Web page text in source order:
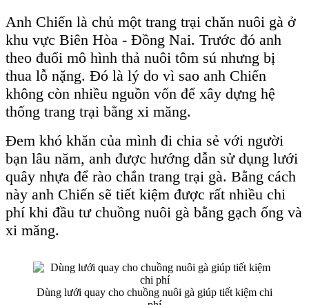
Anh Chiến là chủ một trang trại chăn nuôi gà ở
khu vực Biên Hòa - Đồng Nai. Trước đó anh
theo đuổi mô hình thả nuôi tôm sú nhưng bị
thua lỗ nặng. Đó là lý do vì sao anh Chiến
không còn nhiều nguồn vốn để xây dựng hệ
thống trang trại bằng xi măng.
Đem khó khăn của mình đi chia sẻ với người
bạn lâu năm, anh được hướng dẫn sử dụng lưới
quây nhựa để rào chắn trang trại gà. Bằng cách
này anh Chiến sẽ tiết kiệm được rất nhiều chi
phí khi đầu tư chuồng nuôi gà bằng gạch ống và
xi măng.
Dùng lưới quay cho chuồng nuôi gà giúp tiết kiệm chi